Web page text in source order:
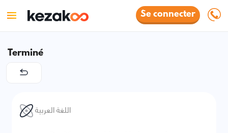
Se connecter
Terminé
اللغة العربية